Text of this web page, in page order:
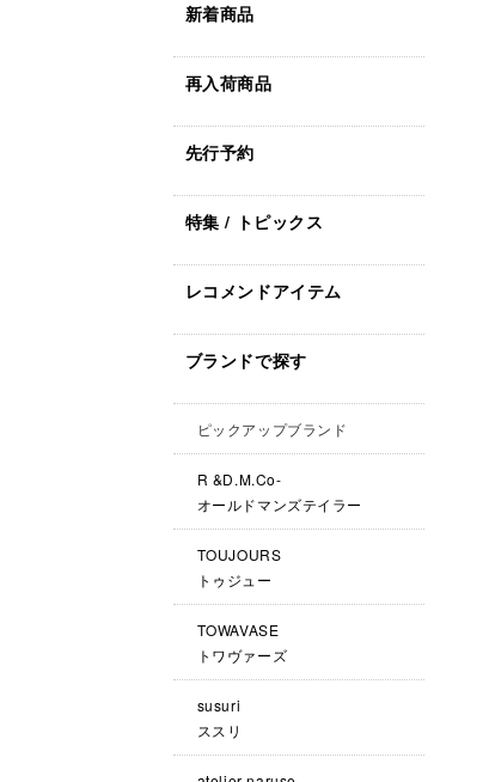
新着商品
再入荷商品
先行予約
特集 / トピックス
レコメンドアイテム
ブランドで探す
ピックアップブランド
R &D.M.Co-
オールドマンズテイラー
TOUJOURS
トゥジュー
TOWAVASE
トワヴァーズ
susuri
ススリ